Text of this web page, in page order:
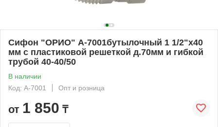
Сифон "ОРИО" А-7001бутылочный 1 1/2"х40
мм с пластиковой решеткой д.70мм и гибкой
трубой 40-40/50
В наличии
Код: А-7001
Опт и розница
от 1 850 ₸